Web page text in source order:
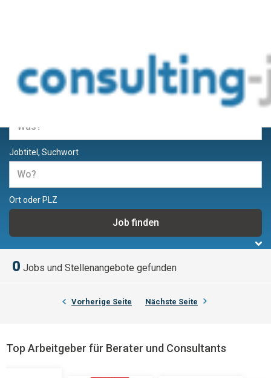
Jobs und Stellenangebote für
Berater und Consultants
Jobtitel, Suchwort
Ort oder PLZ
0 Jobs und Stellenangebote gefunden
Vorherige Seite Nächste Seite
Top Arbeitgeber für Berater und Consultants